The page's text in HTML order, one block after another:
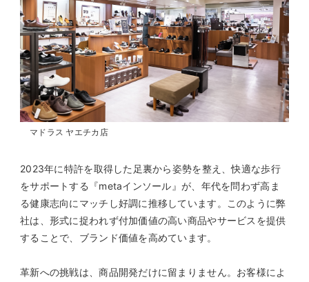
マドラス ヤエチカ店
2023年に特許を取得した足裏から姿勢を整え、快適な歩行
をサポートする『metaインソール』が、年代を問わず高ま
る健康志向にマッチし好調に推移しています。このように弊
社は、形式に捉われず付加価値の高い商品やサービスを提供
することで、ブランド価値を高めています。
革新への挑戦は、商品開発だけに留まりません。お客様によ